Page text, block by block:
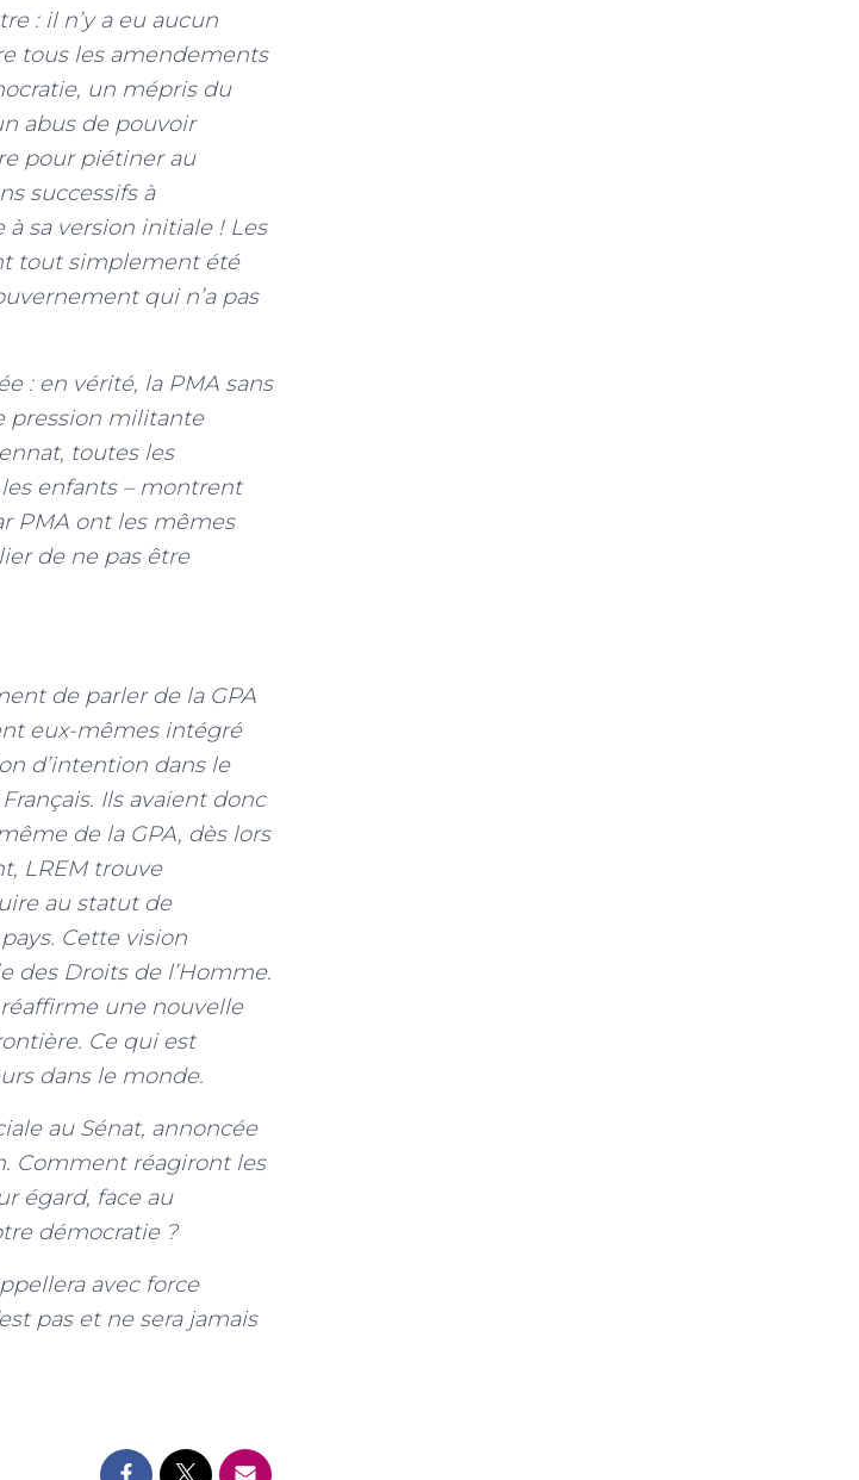
: il n’y a eu aucun
tous les amendements
un mépris du
abus de pouvoir
pour piétiner au
successifs à
sa version initiale ! Les
tout simplement été
qui n’a pas
: en vérité, la PMA sans
pression militante
toutes les
enfants – montrent
PMA ont les mêmes
de ne pas être
de parler de la GPA
eux-mêmes intégré
d’intention dans le
Ils avaient donc
de la GPA, dès lors
LREM trouve
au statut de
Cette vision
des Droits de l’Homme.
une nouvelle
Ce qui est
dans le monde.
au Sénat, annoncée
Comment réagiront les
égard, face au
démocratie ?
avec force
pas et ne sera jamais